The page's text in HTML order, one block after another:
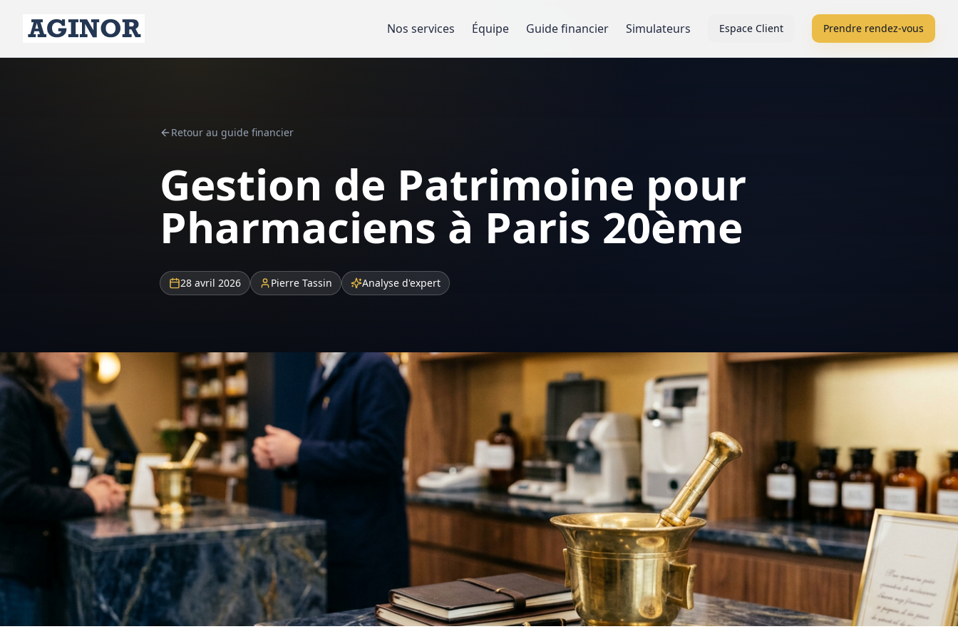
Nos services Équipe Guide financier Simulateurs Espace Client Prendre rendez-vous
Retour au guide financier
Gestion de Patrimoine pour
Pharmaciens à Paris 20ème
28 avril 2026 Pierre Tassin Analyse d'expert